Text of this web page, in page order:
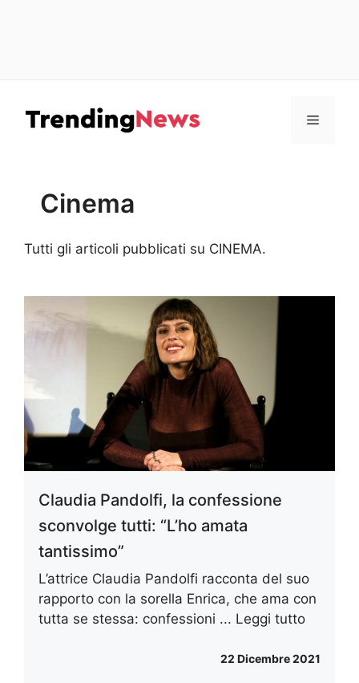
contenuto
Menu
Cinema
Tutti gli articoli pubblicati su CINEMA.
Claudia Pandolfi, la confessione
sconvolge tutti: “L’ho amata
tantissimo”
L’attrice Claudia Pandolfi racconta del suo
rapporto con la sorella Enrica, che ama con
tutta se stessa: confessioni ... Leggi tutto
22 Dicembre 2021